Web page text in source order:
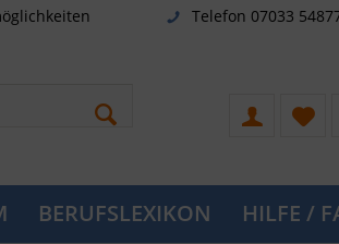
Telefon 07033
BERUFSLEXIKON HILFE /